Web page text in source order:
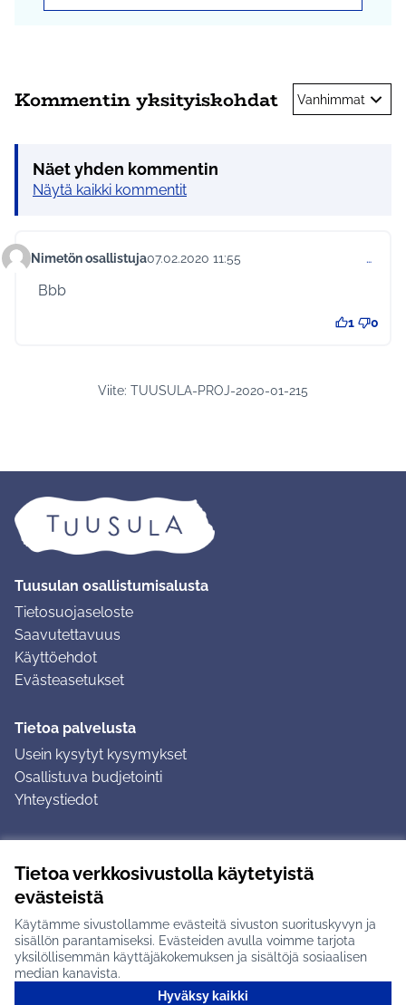
Tietoa verkkosivustolla käytetyistä
evästeistä
Käytämme sivustollamme evästeitä sivuston suorituskyvyn ja
sisällön parantamiseksi. Evästeiden avulla voimme tarjota
yksilöllisemmän käyttäjäkokemuksen ja sisältöjä sosiaalisen
median kanavista.
Hyväksy kaikki
Kommentin yksityiskohdat Vanhimmat
Näet yhden kommentin
Näytä kaikki kommentit
Kommentti 293
Nimetön osallistuja07.02.2020 11:55 …
Bbb
1 0
Viite: TUUSULA-PROJ-2020-01-215
Tuusulan osallistumisalusta
Tietosuojaseloste
Saavutettavuus
Käyttöehdot
Evästeasetukset
Tietoa palvelusta
Usein kysytyt kysymykset
Osallistuva budjetointi
Yhteystiedot
Ohjeet kirjautumiseen
Ohjeet kommentin jättämiseen